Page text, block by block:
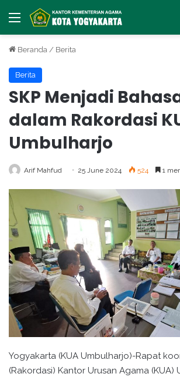
Menu
Beranda / Berita
Berita
SKP Menjadi
dalam Rakordasi
Umbulharjo
Arif Mahfud 25 June 2024 524 1
Yogyakarta (KUA Umbulharjo)-Rapat
(Rakordasi) Kantor Urusan Agama (KUA)